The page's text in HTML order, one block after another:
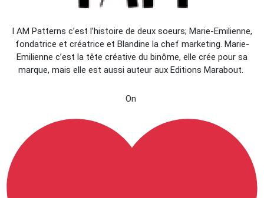
I AM Patterns c’est l’histoire de deux soeurs; Marie-Emilienne,
fondatrice et créatrice et Blandine la chef marketing. Marie-
Emilienne c’est la tête créative du binôme, elle crée pour sa
marque, mais elle est aussi auteur aux Editions Marabout.
On